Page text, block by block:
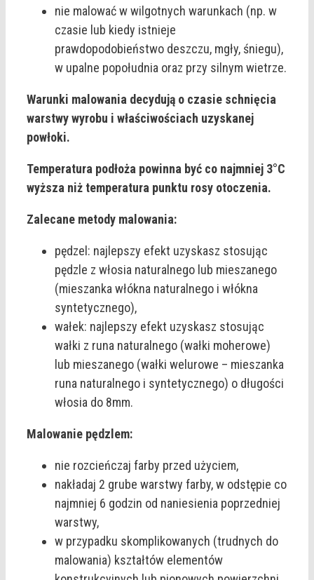
nie malować w wilgotnych warunkach (np. w
czasie lub kiedy istnieje
prawdopodobieństwo deszczu, mgły, śniegu),
w upalne popołudnia oraz przy silnym wietrze.
Warunki malowania decydują o czasie schnięcia
warstwy wyrobu i właściwościach uzyskanej
powłoki.
Temperatura podłoża powinna być co najmniej 3°C
wyższa niż temperatura punktu rosy otoczenia.
Zalecane metody malowania:
pędzel: najlepszy efekt uzyskasz stosując
pędzle z włosia naturalnego lub mieszanego
(mieszanka włókna naturalnego i włókna
syntetycznego),
wałek: najlepszy efekt uzyskasz stosując
wałki z runa naturalnego (wałki moherowe)
lub mieszanego (wałki welurowe – mieszanka
runa naturalnego i syntetycznego) o długości
włosia do 8mm.
Malowanie pędzlem:
nie rozcieńczaj farby przed użyciem,
nakładaj 2 grube warstwy farby, w odstępie co
najmniej 6 godzin od naniesienia poprzedniej
warstwy,
w przypadku skomplikowanych (trudnych do
malowania) kształtów elementów